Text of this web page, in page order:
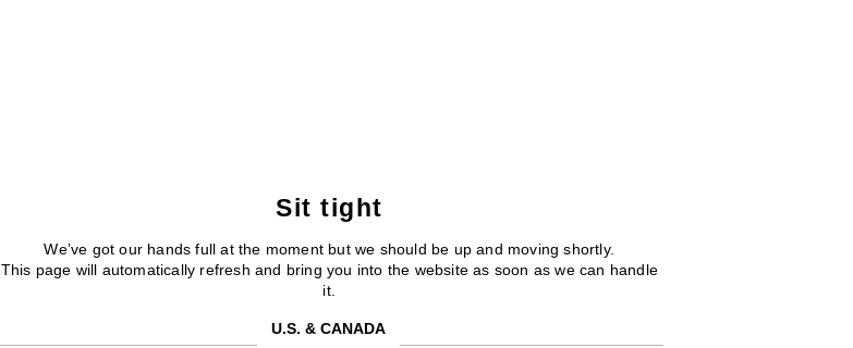
Sit tight
We’ve got our hands full at the moment but we should be up and moving shortly.
This page will automatically refresh and bring you into the website as soon as we can handle
it.
U.S. & CANADA